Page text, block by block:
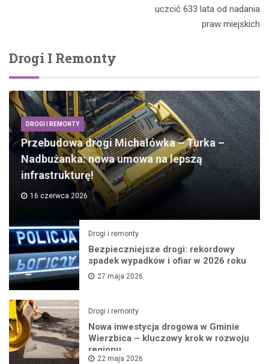
uczcić 633 lata od nadania
praw miejskich
Drogi I Remonty
DROGI I REMONTY
Przebudowa drogi Michałówka – Turka –
Nadbużanka: nowa umowa na lepszą
infrastrukturę!
16 czerwca 2026
Drogi i remonty
Bezpieczniejsze drogi: rekordowy
spadek wypadków i ofiar w 2026 roku
27 maja 2026
Drogi i remonty
Nowa inwestycja drogowa w Gminie
Wierzbica – kluczowy krok w rozwoju
regionu
22 maja 2026